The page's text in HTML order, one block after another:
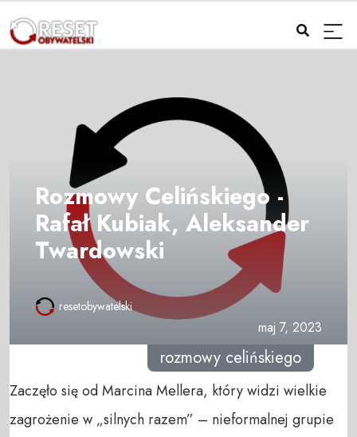
Rozmowy Celińskiego -
Rafał Kubiak, Aleksander
Twardowski
resetobywatelski
maj 7, 2023
rozmowy celińskiego
Zaczęło się od Marcina Mellera, który widzi wielkie
zagrożenie w „silnych razem” – nieformalnej grupie